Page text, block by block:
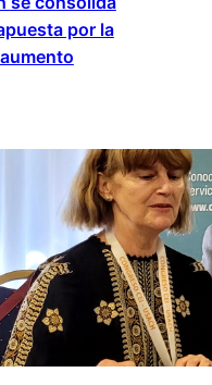
por la